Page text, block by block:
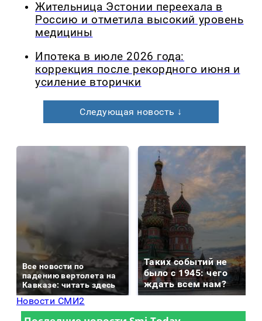
Жительница Эстонии переехала в
Россию и отметила высокий уровень
медицины
Ипотека в июле 2026 года:
коррекция после рекордного июня и
усиление вторички
Следующая новость ↓
Все новости по
падению вертолета на
Кавказе: читать здесь
Таких событий не
было с 1945: чего
ждать всем нам?
Новости СМИ2